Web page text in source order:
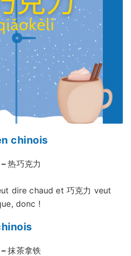
chinois
–热巧克力
dire chaud et 巧克力 veut
donc !
抹茶拿铁